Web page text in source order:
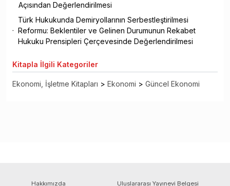
Açısından Değerlendirilmesi
Türk Hukukunda Demiryollarının Serbestleştirilmesi
Reformu: Beklentiler ve Gelinen Durumunun Rekabet
Hukuku Prensipleri Çerçevesinde Değerlendirilmesi
Kitapla İlgili Kategoriler
Ekonomi, İşletme Kitapları > Ekonomi > Güncel Ekonomi
Hakkımızda Uluslararası Yayınevi Belgesi